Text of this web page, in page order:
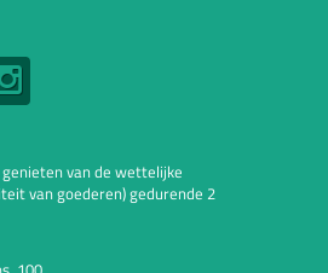
van de wettelijke
van goederen) gedurende 2